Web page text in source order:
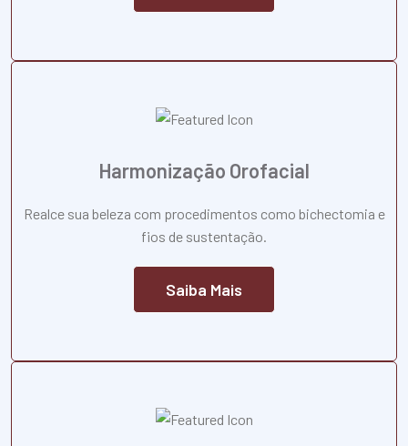
Harmonização Orofacial
Realce sua beleza com procedimentos como bichectomia e
fios de sustentação.
Saiba Mais